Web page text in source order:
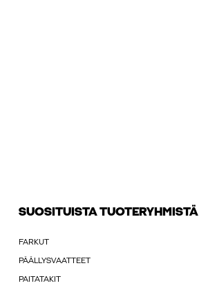
SUOSITUISTA TUOTERYHMISTÄ
FARKUT
PÄÄLLYSVAATTEET
PAITATAKIT